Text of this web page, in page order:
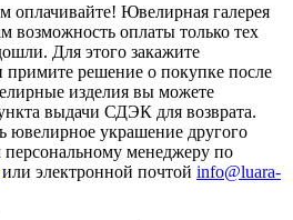
оплачивайте! Ювелирная галерея
возможность оплаты только тех
Для этого закажите
примите решение о покупке после
изделия вы можете
выдачи СДЭК для возврата.
ювелирное украшение другого
менеджеру по
или электронной почтой info@luara-